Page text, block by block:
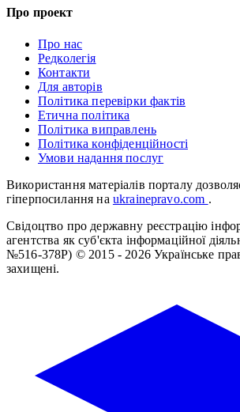
Про проект
Про нас
Редколегія
Контакти
Для авторів
Політика перевірки фактів
Етична політика
Політика виправлень
Політика конфіденційності
Умови надання послуг
Використання матеріалів порталу
гіперпосилання на ukrainepravo.com .
Свідоцтво про державну реєстрацію
агентства як суб'єкта інформаційної
№516-378Р) © 2015 - 2026 Українське
захищені.